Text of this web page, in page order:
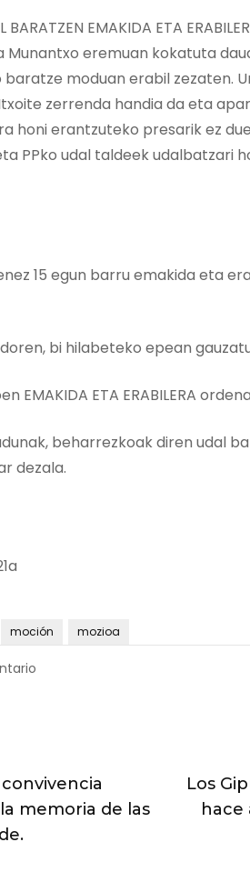
EMAKIDA ETA
Munantxo eremuan kokatuta
baratze moduan erabil zezaten.
zerrenda handia da eta
honi erantzuteko presarik ez
PPko udal taldeek udalbatzari
15 egun barru emakida eta
bi hilabeteko epean
EMAKIDA ETA ERABILERA
beharrezkoak diren udal
dezala.
moción mozioa
memoria de las
Los
hace